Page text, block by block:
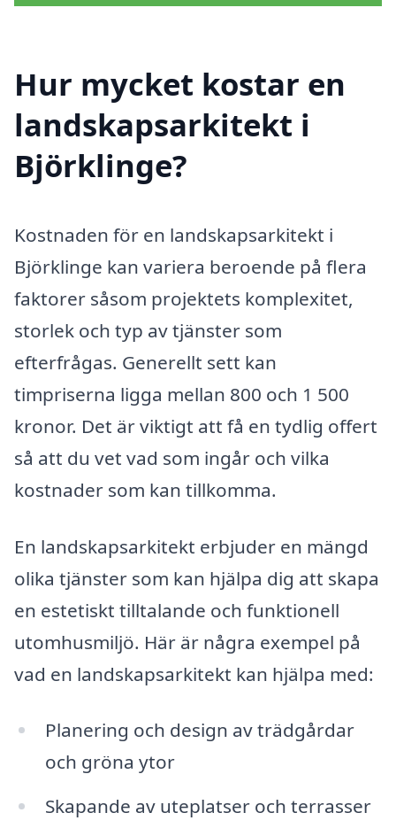
Hur mycket kostar en
landskapsarkitekt i
Björklinge?
Kostnaden för en landskapsarkitekt i
Björklinge kan variera beroende på flera
faktorer såsom projektets komplexitet,
storlek och typ av tjänster som
efterfrågas. Generellt sett kan
timpriserna ligga mellan 800 och 1 500
kronor. Det är viktigt att få en tydlig offert
så att du vet vad som ingår och vilka
kostnader som kan tillkomma.
En landskapsarkitekt erbjuder en mängd
olika tjänster som kan hjälpa dig att skapa
en estetiskt tilltalande och funktionell
utomhusmiljö. Här är några exempel på
vad en landskapsarkitekt kan hjälpa med:
Planering och design av trädgårdar
och gröna ytor
Skapande av uteplatser och terrasser